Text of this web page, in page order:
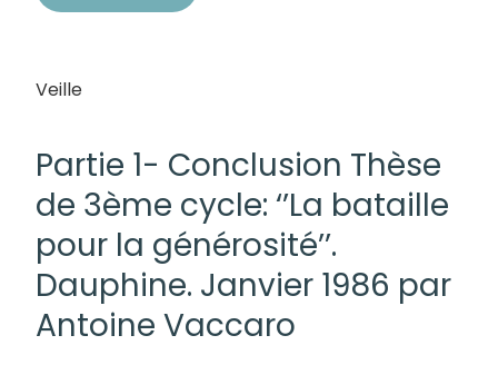
Veille
Partie 1- Conclusion Thèse
de 3ème cycle: ‘’La bataille
pour la générosité’’.
Dauphine. Janvier 1986 par
Antoine Vaccaro